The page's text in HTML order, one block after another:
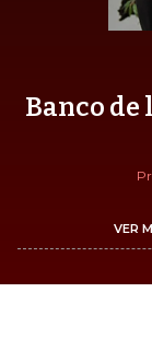
Banco de
VER